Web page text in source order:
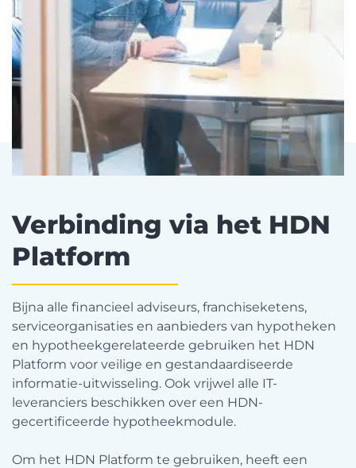
Verbinding via het HDN
Platform
Bijna alle financieel adviseurs, franchiseketens,
serviceorganisaties en aanbieders van hypotheken
en hypotheekgerelateerde gebruiken het HDN
Platform voor veilige en gestandaardiseerde
informatie-uitwisseling. Ook vrijwel alle IT-
leveranciers beschikken over een HDN-
gecertificeerde hypotheekmodule.
Om het HDN Platform te gebruiken, heeft een